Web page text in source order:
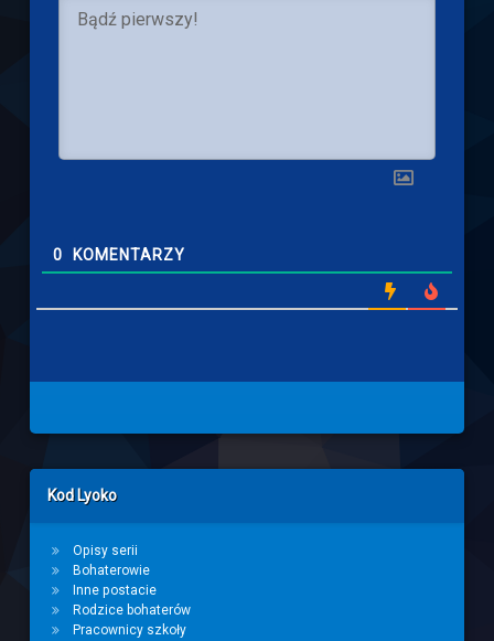
0 KOMENTARZY
Left Sidebar
Kod Lyoko
Opisy serii
Bohaterowie
Inne postacie
Rodzice bohaterów
Pracownicy szkoły